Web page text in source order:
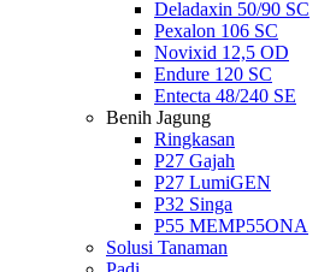
Deladaxin 50/90 SC
Pexalon 106 SC
Novixid 12,5 OD
Endure 120 SC
Entecta 48/240 SE
Benih Jagung
Ringkasan
P27 Gajah
P27 LumiGEN
P32 Singa
P55 MEMP55ONA
Solusi Tanaman